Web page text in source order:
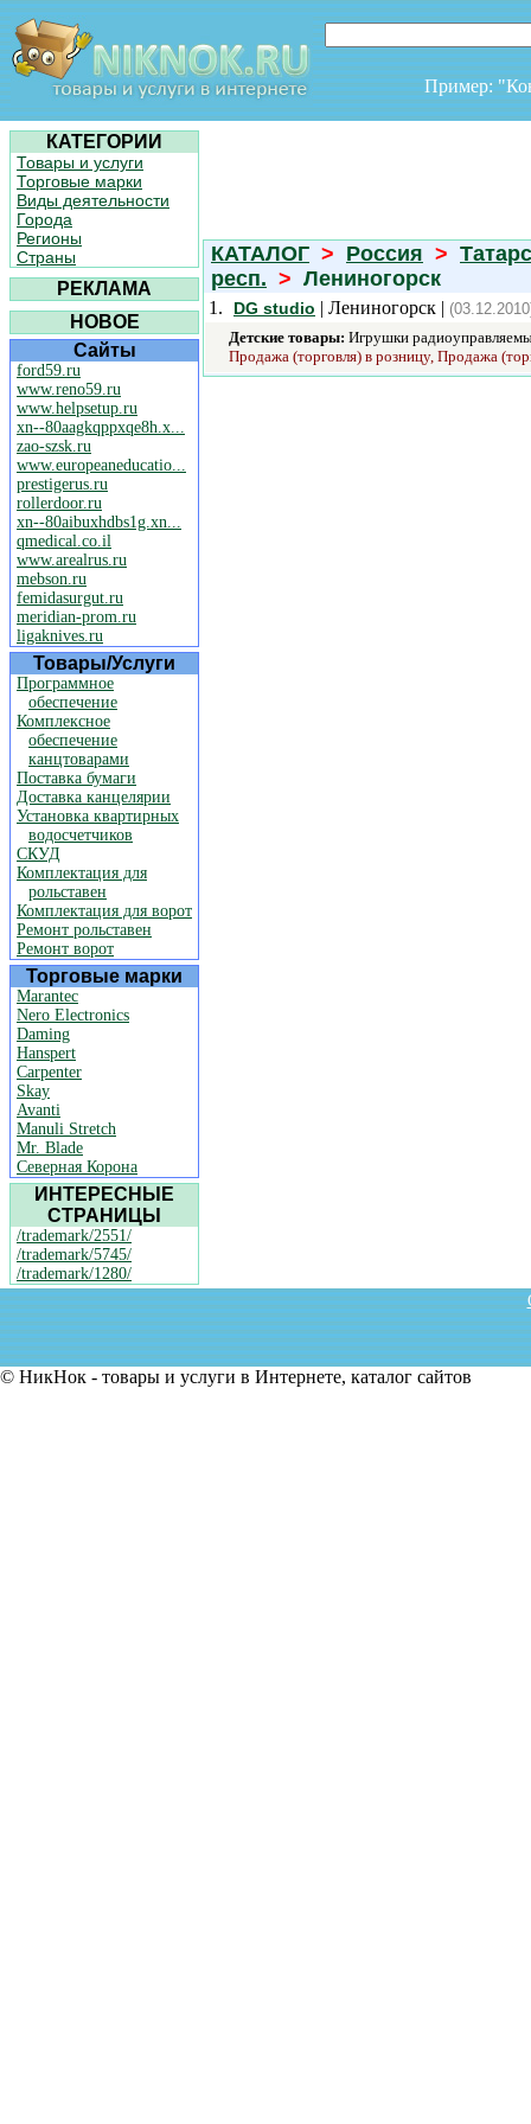
Пример:
КАТЕГОРИИ
Товары и услуги
Торговые марки
Виды деятельности
Города
Регионы
Страны
РЕКЛАМА
НОВОЕ
Сайты
ford59.ru
www.reno59.ru
www.helpsetup.ru
xn--80aagkqppxqe8h.x...
zao-szsk.ru
www.europeaneducatio...
prestigerus.ru
rollerdoor.ru
xn--80aibuxhdbs1g.xn...
qmedical.co.il
www.arealrus.ru
mebson.ru
femidasurgut.ru
meridian-prom.ru
ligaknives.ru
Товары/Услуги
Программное
обеспечение
Комплексное
обеспечение
канцтоварами
Поставка бумаги
Доставка канцелярии
Установка квартирных
водосчетчиков
СКУД
Комплектация для
рольставен
Комплектация для ворот
Ремонт рольставен
Ремонт ворот
Торговые марки
Marantec
Nero Electronics
Daming
Hanspert
Carpenter
Skay
Avanti
Manuli Stretch
Mr. Blade
Северная Корона
ИНТЕРЕСНЫЕ
СТРАНИЦЫ
/trademark/2551/
/trademark/5745/
/trademark/1280/
КАТАЛОГ > Россия >
респ. > Лениногорск
1. DG studio | Лениногорск |
Детские товары: Игрушки
Продажа (торговля) в розницу, Продажа
© НикНок - товары и услуги в Интернете, каталог сайтов